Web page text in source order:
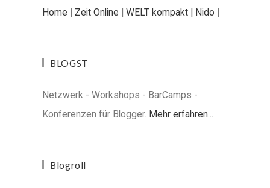
Home | Zeit Online | WELT kompakt | Nido |
BLOGST
Netzwerk - Workshops - BarCamps -
Konferenzen für Blogger. Mehr erfahren...
Blogroll